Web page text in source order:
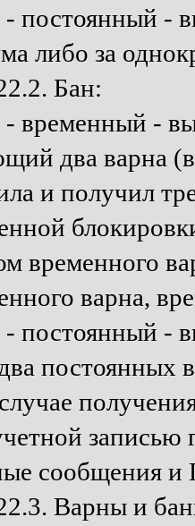
-
либо за
Бан:
-
два варна
и получил
временного
варна,
-
постоянных
получения
записью
сообщения и
Варны и